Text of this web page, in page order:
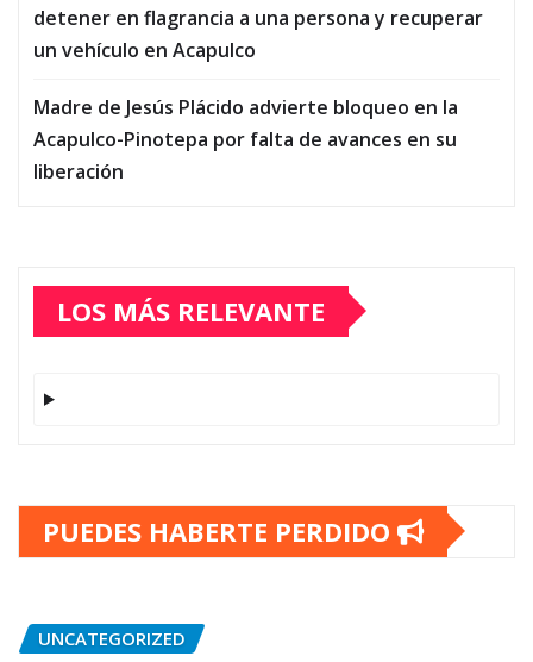
detener en flagrancia a una persona y recuperar
un vehículo en Acapulco
Madre de Jesús Plácido advierte bloqueo en la
Acapulco-Pinotepa por falta de avances en su
liberación
LOS MÁS RELEVANTE
PUEDES HABERTE PERDIDO
UNCATEGORIZED